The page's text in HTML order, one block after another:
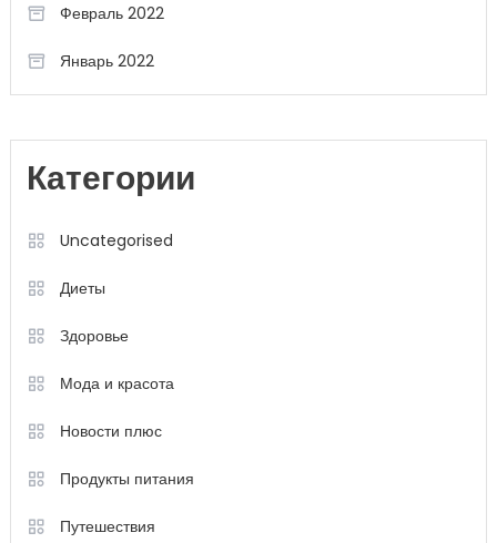
Февраль 2022
Январь 2022
Категории
Uncategorised
Диеты
Здоровье
Мода и красота
Новости плюс
Продукты питания
Путешествия